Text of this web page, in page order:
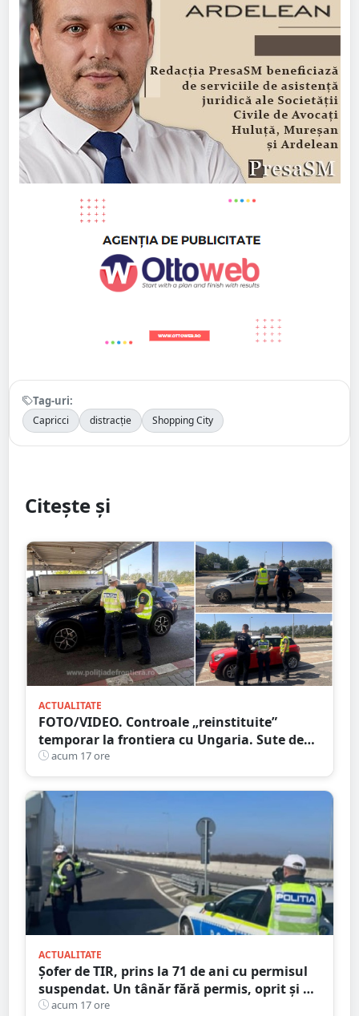
Tag-uri:
Capricci distracție Shopping City
Citește și
ACTUALITATE
FOTO/VIDEO. Controale „reinstituite”
temporar la frontiera cu Ungaria. Sute de
persoane și mașini, verificate în județul
Satu Mare
acum 17 ore
ACTUALITATE
Șofer de TIR, prins la 71 de ani cu permisul
suspendat. Un tânăr fără permis, oprit și el
la Petea
acum 17 ore